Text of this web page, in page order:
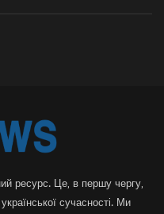
ресурс. Це, в першу чергу,
сучасності. Ми